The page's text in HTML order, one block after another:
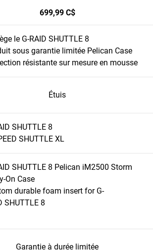
699,99 C$
le G-RAID SHUTTLE 8
sous garantie limitée Pelican Case
résistante sur mesure en mousse
Étuis
SHUTTLE 8
SHUTTLE XL
SHUTTLE 8 Pelican iM2500 Storm
On Case
durable foam insert for G-
SHUTTLE 8
Garantie à durée limitée